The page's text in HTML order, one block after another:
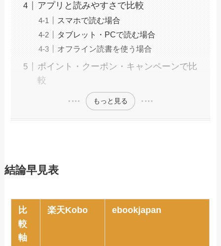
アプリと読みやすさで比較
スマホで読む場合
タブレット・PCで読む場合
オフライン読書を使う場合
ポイント・クーポン・キャンペーンで比
較
もっと見る
結論早見表
比
較
軸
楽天Kobo ebookjapan